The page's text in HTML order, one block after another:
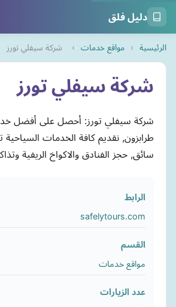
دليل فلق
الرئيسية › مواقع خدمات › شركة سيفلي تورز
شركة سيفلي تورز
شركة سيفلي تورز: أحصل على أفضل
طرابزون, نقديم كافة الخدمات السياحية
سائق, حجز الفنادق والاكواخ الريفية
الرابط
safelytours.com
القسم
مواقع خدمات
عدد الزيارات